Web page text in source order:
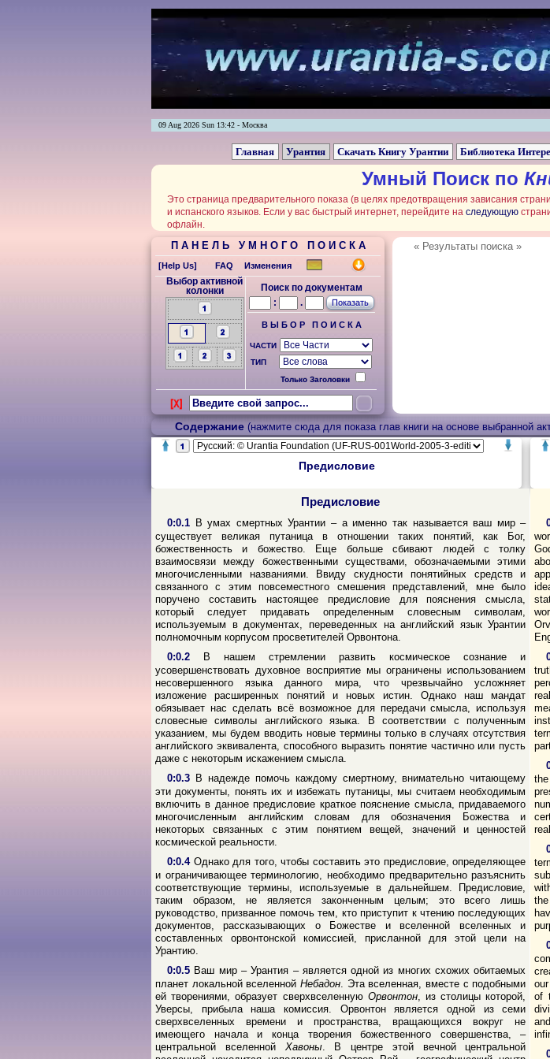
09 Aug 2026 Sun 13:42 - Москва
Главная Урантия Скачать Книгу Урантии Библиотека
Умный Поиск по
Это страница предварительного показа (в целях предотвращения зависания
и испанского языков. Если у вас быстрый интернет, перейдите на следующую
офлайн.
П А Н Е Л Ь У М Н О Г О П О И С К А
[Help Us] FAQ Изменения
Выбор активной
колонки
Поиск по документам
:
.
В Ы Б О Р П О И С К А
ЧАСТИ
ТИП
Только Заголовки
« Результаты поиска »
Содержание (нажмите сюда для показа глав книги на основе выбранной
Предисловие
Предисловие
0:0.1 В умах смертных Урантии – а именно так называется ваш мир –
существует великая путаница в отношении таких понятий, как Бог,
божественность и божество. Еще больше сбивают людей с толку
взаимосвязи между божественными существами, обозначаемыми этими
многочисленными названиями. Ввиду скудности понятийных средств и
связанного с этим повсеместного смешения представлений, мне было
поручено составить настоящее предисловие для пояснения смысла,
который следует придавать определенным словесным символам,
используемым в документах, переведенных на английский язык Урантии
полномочным корпусом просветителей Орвонтона.
0:0.2
В нашем стремлении развить космическое сознание и
усовершенствовать духовное восприятие мы ограничены использованием
несовершенного языка данного мира, что чрезвычайно усложняет
изложение расширенных понятий и новых истин. Однако наш мандат
обязывает нас сделать всё возможное для передачи смысла, используя
словесные символы английского языка. В соответствии с полученным
указанием, мы будем вводить новые термины только в случаях отсутствия
английского эквивалента, способного выразить понятие частично или пусть
даже с некоторым искажением смысла.
0:0.3 В надежде помочь каждому смертному, внимательно читающему
эти документы, понять их и избежать путаницы, мы считаем необходимым
включить в данное предисловие краткое пояснение смысла, придаваемого
многочисленным английским словам для обозначения Божества и
некоторых связанных с этим понятием вещей, значений и ценностей
космической реальности.
0:0.4 Однако для того, чтобы составить это предисловие, определяющее
и ограничивающее терминологию, необходимо предварительно разъяснить
соответствующие термины, используемые в дальнейшем. Предисловие,
таким образом, не является законченным целым; это всего лишь
руководство, призванное помочь тем, кто приступит к чтению последующих
документов, рассказывающих о Божестве и вселенной вселенных и
составленных орвонтонской комиссией, присланной для этой цели на
Урантию.
0:0.5 Ваш мир – Урантия – является одной из многих схожих обитаемых
планет локальной вселеннойНебадон. Эта вселенная, вместе с подобными
ей творениями, образует сверхвселенную Орвонтон, из столицы которой,
Уверсы, прибыла наша комиссия. Орвонтон является одной из семи
сверхвселенных времени и пространства, вращающихся вокруг не
имеющего начала и конца творения божественного совершенства, –
центральной вселенной Хавоны. В центре этой вечной центральной
of